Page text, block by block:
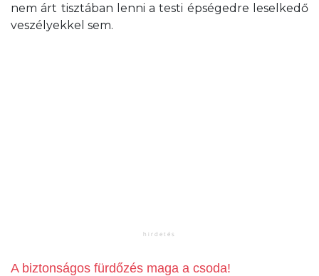
nem árt tisztában lenni a testi épségedre leselkedő
veszélyekkel sem.
A biztonságos fürdőzés maga a csoda!